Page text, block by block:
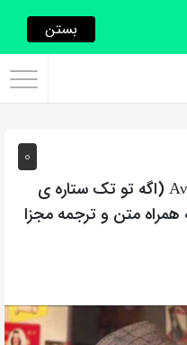
0
آهنگ یونانی Αν είσαι ένα αστέρι (اگه تو تک ستاره ی
بستن